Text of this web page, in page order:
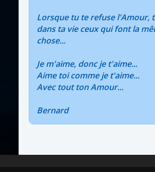
Lorsque tu te refuse l'Amour,
dans ta vie ceux qui font la
chose...
Je m'aime, donc je t'aime...
Aime toi comme je t'aime...
Avec tout ton Amour...
Bernard